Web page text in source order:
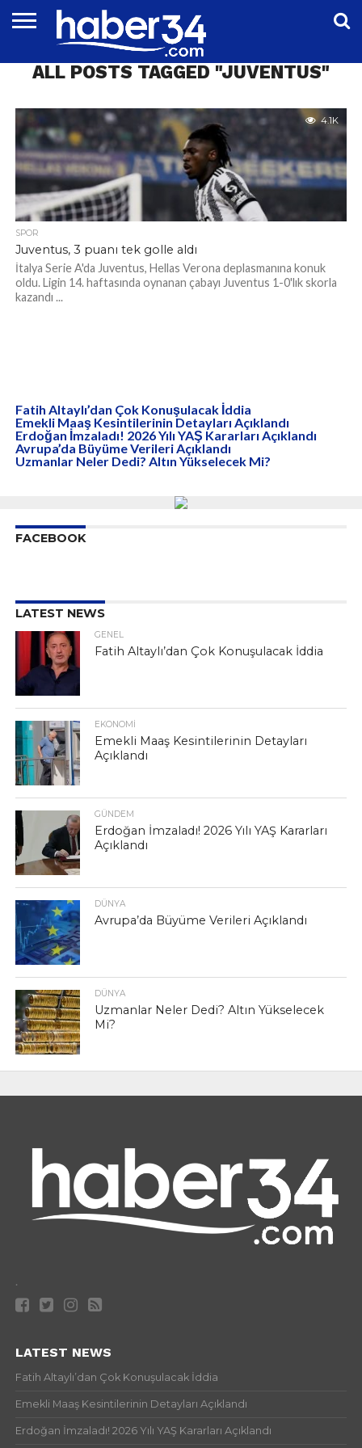
EĞITIM
EKONOMI
GENEL
MAGAZIN
OTOMOTIV
SIYASET
SPOR
TEKNOLOJI
ALL POSTS TAGGED "JUVENTUS"
4.1K
SPOR
Juventus, 3 puanı tek golle aldı
İtalya Serie A'da Juventus, Hellas Verona deplasmanına konuk
oldu. Ligin 14. haftasında oynanan çabayı Juventus 1-0'lık skorla
kazandı ...
Fatih Altaylı’dan Çok Konuşulacak İddia
Emekli Maaş Kesintilerinin Detayları Açıklandı
Erdoğan İmzaladı! 2026 Yılı YAŞ Kararları Açıklandı
Avrupa’da Büyüme Verileri Açıklandı
Uzmanlar Neler Dedi? Altın Yükselecek Mi?
FACEBOOK
LATEST NEWS
GENEL
Fatih Altaylı’dan Çok Konuşulacak İddia
EKONOMI
Emekli Maaş Kesintilerinin Detayları
Açıklandı
GÜNDEM
Erdoğan İmzaladı! 2026 Yılı YAŞ Kararları
Açıklandı
DÜNYA
Avrupa’da Büyüme Verileri Açıklandı
DÜNYA
Uzmanlar Neler Dedi? Altın Yükselecek
Mi?
.
LATEST NEWS
Fatih Altaylı’dan Çok Konuşulacak İddia
Emekli Maaş Kesintilerinin Detayları Açıklandı
Erdoğan İmzaladı! 2026 Yılı YAŞ Kararları Açıklandı